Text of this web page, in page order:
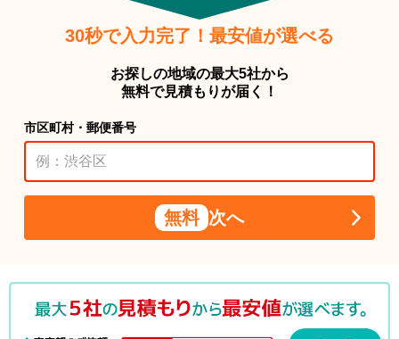
30秒で入力完了！最安値が選べる
お探しの地域の最大5社から
無料で見積もりが届く！
市区町村・郵便番号
無料 次へ